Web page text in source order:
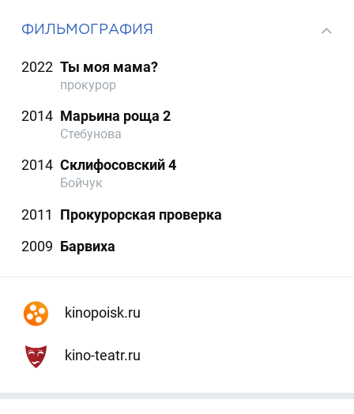
ФИЛЬМОГРАФИЯ
2022 Ты моя мама?
прокурор
2014 Марьина роща 2
Стебунова
2014 Склифосовский 4
Бойчук
2011
Прокурорская проверка
2009 Барвиха
kinopoisk.ru
kino-teatr.ru